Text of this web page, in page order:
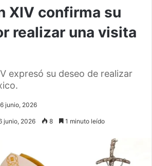
XIV confirma su
realizar una visita
expresó su deseo de realizar
junio, 2026
junio, 2026 8 1 minuto leído